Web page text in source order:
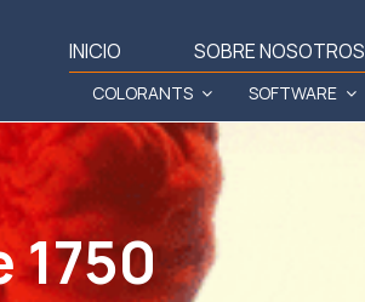
INICIO SOBRE NOSOTROS
COLORANTS SOFTWARE
1750